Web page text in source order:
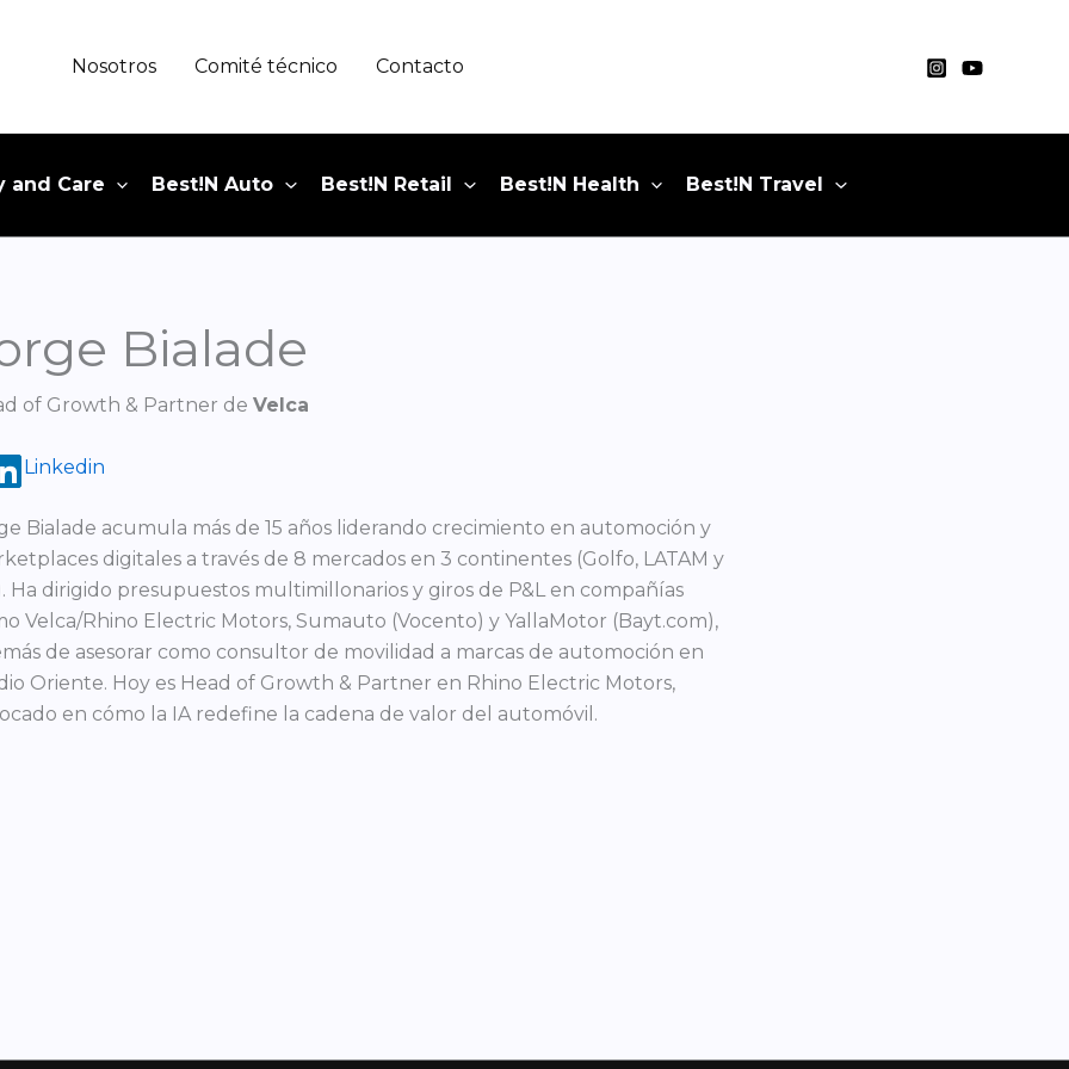
Nosotros Comité técnico Contacto
and Care Best!N Auto Best!N Retail Best!N Health Best!N Travel
Bialade
of Growth & Partner de Velca
Linkedin
Bialade acumula más de 15 años liderando crecimiento en automoción y
digitales a través de 8 mercados en 3 continentes (Golfo, LATAM y
Ha dirigido presupuestos multimillonarios y giros de P&L en compañías
Velca/Rhino Electric Motors, Sumauto (Vocento) y YallaMotor (Bayt.com),
de asesorar como consultor de movilidad a marcas de automoción en
Oriente. Hoy es Head of Growth & Partner en Rhino Electric Motors,
en cómo la IA redefine la cadena de valor del automóvil.